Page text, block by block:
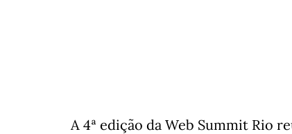
A 4ª edição da Web Summit Rio